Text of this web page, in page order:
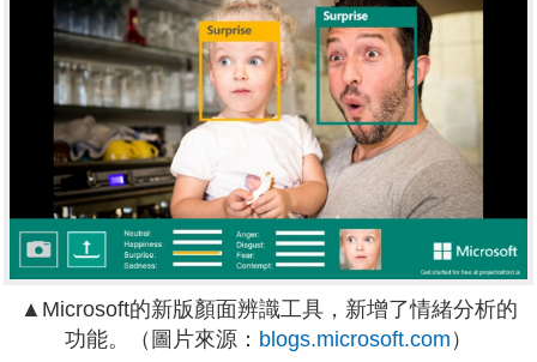
▲Microsoft的新版顏面辨識工具，新增了情緒分析的
功能。（圖片來源： blogs.microsoft.com ）